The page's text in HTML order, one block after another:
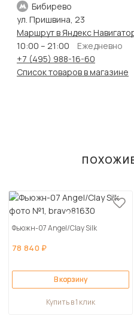
Бибирево
ул. Пришвина, 23
Маршрут в Яндекс
10:00 – 21:00
Ежедневно
+7 (495) 988-16-60
Список товаров в магазине
Фьюжн-07 Angel/Clay Silk
78 840 ₽
В корзину
Купить в 1 клик